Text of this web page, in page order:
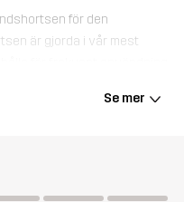
för den
är gjorda i vår mest
av låren. Med fem
tillbehör.
några av våra mest
Se mer